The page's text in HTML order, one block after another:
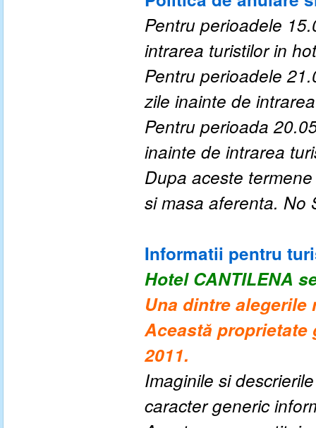
Pentru perioadele
intrarea turistilor in
Pentru perioadele
zile inainte de
Pentru perioada
inainte de intrarea
Dupa aceste
si masa aferenta. No
Informatii pentru
Hotel CANTILENA
Una dintre alegerile
Această proprietate
2011.
Imaginile si
caracter generic